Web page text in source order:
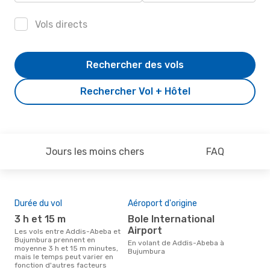
Vols directs
Rechercher Vol + Hôtel
Rechercher des vols
Jours les moins chers FAQ
Durée du vol
3 h et 15 m
Les vols entre Addis-Abeba et
Bujumbura prennent en
moyenne 3 h et 15 m minutes,
mais le temps peut varier en
fonction d'autres facteurs
Aéroport d'origine
Bole International
Airport
En volant de Addis-Abeba à
Bujumbura